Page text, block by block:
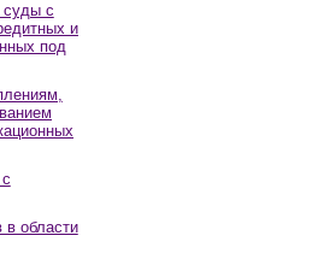
суды с
и
под
области